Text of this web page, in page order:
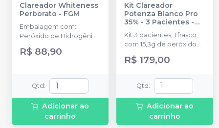
Clareador Whiteness
Perborato - FGM
Embalagem com:
Peróxido de Hidrogênio
de Sódio em pó 10g +
acessórios.
R$ 88,90
Qtd :
Adicionar ao
carrinho
Kit Clareador
Potenza Bianco Pro
35% - 3 Pacientes -
Kit 3 pacientes, 1 frasco
com 15,3g de peróxido
com 5,5g de espessante,
neutralizante, 1 seringa
com 3g de barreira
gengival, 1 recipiente
para mistura, 1 espátula
misturadora
R$ 179,00
Qtd :
Adicionar ao
carrinho